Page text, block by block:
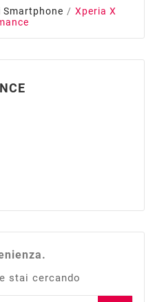
Smartphone
Xperia X
stai cercando